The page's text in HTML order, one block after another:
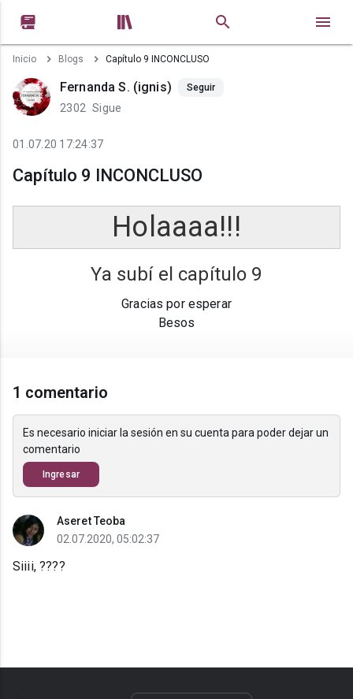
 
Inicio Blogs Capítulo 9 INCONCLUSO
Fernanda S. (ignis) Seguir
2302 Sigue
01.07.20 17:24:37
Capítulo 9 INCONCLUSO
Holaaaa!!!
Ya subí el capítulo 9
Gracias por esperar
Besos
1 comentario
Es necesario iniciar la sesión en su cuenta para poder dejar un
comentario
Ingresar
Aseret Teoba
02.07.2020, 05:02:37
Siiii, ????